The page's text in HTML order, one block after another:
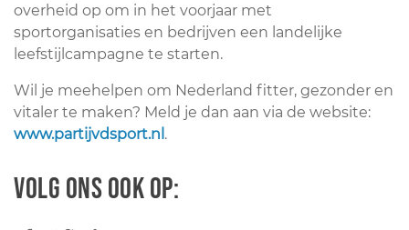
overheid op om in het voorjaar met
sportorganisaties en bedrijven een landelijke
leefstijlcampagne te starten.
Wil je meehelpen om Nederland fitter, gezonder en
vitaler te maken? Meld je dan aan via de website:
www.partijvdsport.nl .
Volg ons ook op: